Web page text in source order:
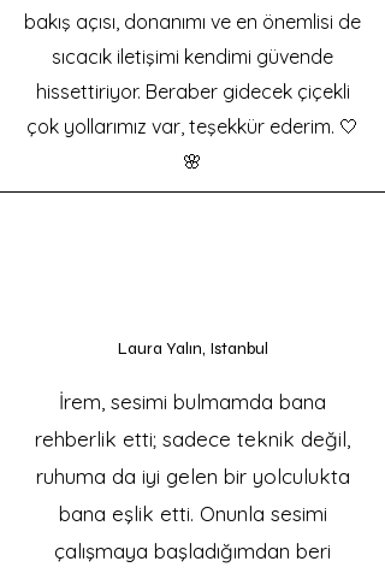
bakış açısı, donanımı ve en önemlisi de
sıcacık iletişimi kendimi güvende
hissettiriyor. Beraber gidecek çiçekli
çok yollarımız var, teşekkür ederim. 🤍
🌸
Laura Yalın, Istanbul
İrem, sesimi bulmamda bana
rehberlik etti; sadece teknik değil,
ruhuma da iyi gelen bir yolculukta
bana eşlik etti. Onunla sesimi
çalışmaya başladığımdan beri